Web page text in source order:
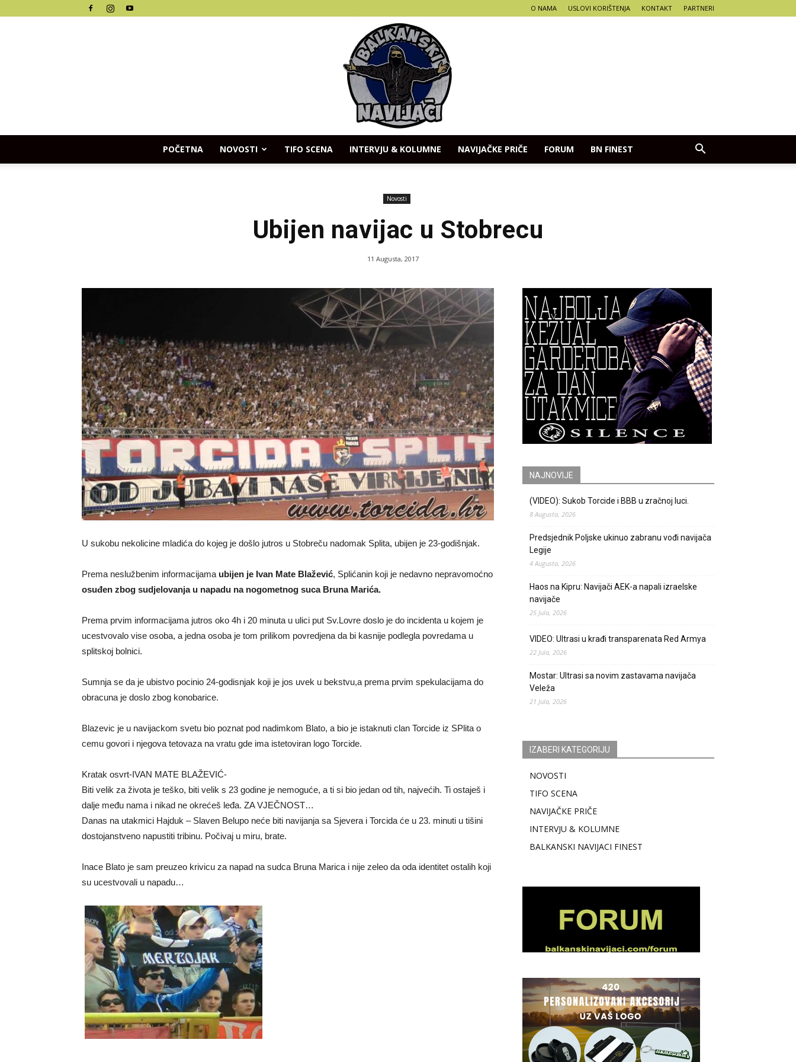
O NAMA USLOVI KORIŠTENJA KONTAKT PARTNERI
POČETNA NOVOSTI TIFO SCENA INTERVJU & KOLUMNE NAVIJAČKE PRIČE FORUM BN FINEST
Novosti
Ubijen navijac u Stobrecu
11 Augusta, 2017
U sukobu nekolicine mladića do kojeg je došlo jutros u Stobreču nadomak Splita, ubijen je 23-godišnjak.
Prema neslužbenim informacijama ubijen je Ivan Mate Blažević, Splićanin koji je nedavno nepravomoćno
osuđen zbog sudjelovanja u napadu na nogometnog suca Bruna Marića.
Prema prvim informacijama jutros oko 4h i 20 minuta u ulici put Sv.Lovre doslo je do incidenta u kojem je
ucestvovalo vise osoba, a jedna osoba je tom prilikom povredjena da bi kasnije podlegla povredama u
splitskoj bolnici.
Sumnja se da je ubistvo pocinio 24-godisnjak koji je jos uvek u bekstvu,a prema prvim spekulacijama do
obracuna je doslo zbog konobarice.
Blazevic je u navijackom svetu bio poznat pod nadimkom Blato, a bio je istaknuti clan Torcide iz SPlita o
cemu govori i njegova tetovaza na vratu gde ima istetoviran logo Torcide.
Kratak osvrt-IVAN MATE BLAŽEVIĆ-
Biti velik za života je teško, biti velik s 23 godine je nemoguće, a ti si bio jedan od tih, najvećih. Ti ostaješ i
dalje među nama i nikad ne okrećeš leđa. ZA VJEČNOST…
Danas na utakmici Hajduk – Slaven Belupo neće biti navijanja sa Sjevera i Torcida će u 23. minuti u tišini
dostojanstveno napustiti tribinu. Počivaj u miru, brate.
Inace Blato je sam preuzeo krivicu za napad na sudca Bruna Marica i nije zeleo da oda identitet ostalih koji
su ucestvovali u napadu…
NAJNOVIJE
(VIDEO): Sukob Torcide i BBB u zračnoj luci.
8 Augusta, 2026
Predsjednik Poljske ukinuo zabranu vođi navijača
Legije
4 Augusta, 2026
Haos na Kipru: Navijači AEK-a napali izraelske
navijače
25 Jula, 2026
VIDEO: Ultrasi u krađi transparenata Red Armya
22 Jula, 2026
Mostar: Ultrasi sa novim zastavama navijača
Veleža
21 Jula, 2026
IZABERI KATEGORIJU
NOVOSTI
TIFO SCENA
NAVIJAČKE PRIČE
INTERVJU & KOLUMNE
BALKANSKI NAVIJACI FINEST